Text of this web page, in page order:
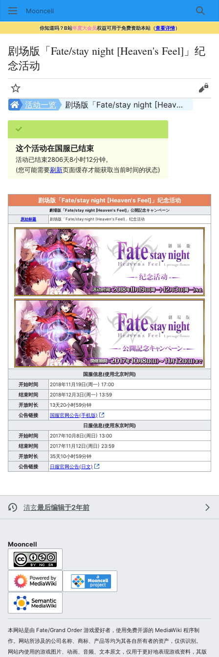
Mooncell 搜索
你知道吗？B站年度大会员权益可用于免费资助本站（查看详情）
剧场版「Fate/stay night [Heaven's Feel]」纪
念活动
监视 查看
剧场版「Fate/stay night [Heaven's Feel]」纪念活动
活动一览
这个活动在国服已结束
活动已结束2806天8小时12分钟。
(您可能需要刷新页面缓存才能获取当前时间的状态)
剧场版「Fate/stay night [Heaven's Feel]」纪念活动
劇場版「Fate/stay night [Heaven's Feel]」公開記念キャンペーン
原始标题
剧场版「Fate/stay night (Heaven's Feel)」纪念活动
国服信息(使用北京时间)
开始时间
2018年11月19日(周一) 17:00
结束时间
2018年12月3日(周一) 13:59
开放时长
13天20小时59分钟
公告链接
国服官网公告(手机版)
日服信息(使用东京时间)
开始时间
2017年10月8日(周日) 13:00
结束时间
2017年11月12日(周日) 23:59
开放时长
35天10小时59分钟
公告链接
日服官网公告(日文)
清玄最后编辑于2年前
Mooncell
本网站是由 Fate/Grand Order 游戏爱好者，使用免费开源的 MediaWiki 程序制
作。网站所涉及的公司名称、商标、产品等均为其各自所有者的资产，仅供识别。
网站内使用的游戏图片、动画、音频、文本原文，仅用于更好地表现游戏资料，其版